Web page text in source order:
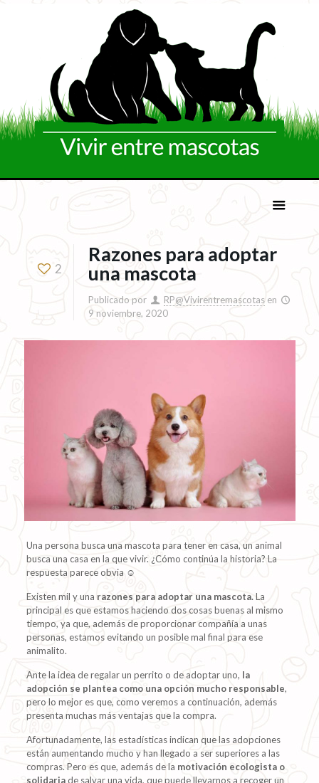
2
Razones para adoptar
una mascota
Publicado por RP@Vivirentremascotas en
9 noviembre, 2020
Una persona busca una mascota para tener en casa, un animal
busca una casa en la que vivir. ¿Cómo continúa la historia? La
respuesta parece obvia ☺️
Existen mil y una razones para adoptar una mascota.La
principal es que estamos haciendo dos cosas buenas al mismo
tiempo, ya que, además de proporcionar compañía a unas
personas, estamos evitando un posible mal final para ese
animalito.
Ante la idea de regalar un perrito o de adoptar uno, la
adopción se plantea como una opción mucho responsable,
pero lo mejor es que, como veremos a continuación, además
presenta muchas más ventajas que la compra.
Afortunadamente, las estadísticas indican que las adopciones
están aumentando mucho y han llegado a ser superiores a las
compras. Pero es que, además de la motivación ecologista o
solidariade salvar una vida, que puede llevarnos a recoger un